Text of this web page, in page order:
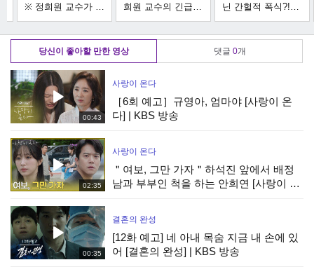
※ 정희원 교수가 극
혐(?)한다는 음식의
정체는?!
희원 교수의 긴급
점검 ＜더글로리＞
허동원, 삐빅! 탄수
화물 중독입니다~
닌 간헐적 폭식?!※
건강 문제아(?) 신기
루의 충격적인 식단
당신이 좋아할 만한 영상 댓글 0개
00:43
사랑이 온다
［6회 예고］규영아, 엄마야 [사랑이 온
다] | KBS 방송
02:35
사랑이 온다
＂여보, 그만 가자＂하석진 앞에서 배정
남과 부부인 척을 하는 안희연 [사랑이 온
00:35
결혼의 완성
[12화 예고] 네 아내 목숨 지금 내 손에 있
어 [결혼의 완성] | KBS 방송